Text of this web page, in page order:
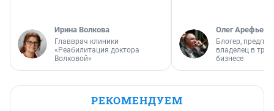
Ирина Волкова
Главврач клиники
«Реабилитация доктора
Волковой»
Олег Арефьев
Блогер,
владелец в
бизнесе
РЕКОМЕНДУЕМ